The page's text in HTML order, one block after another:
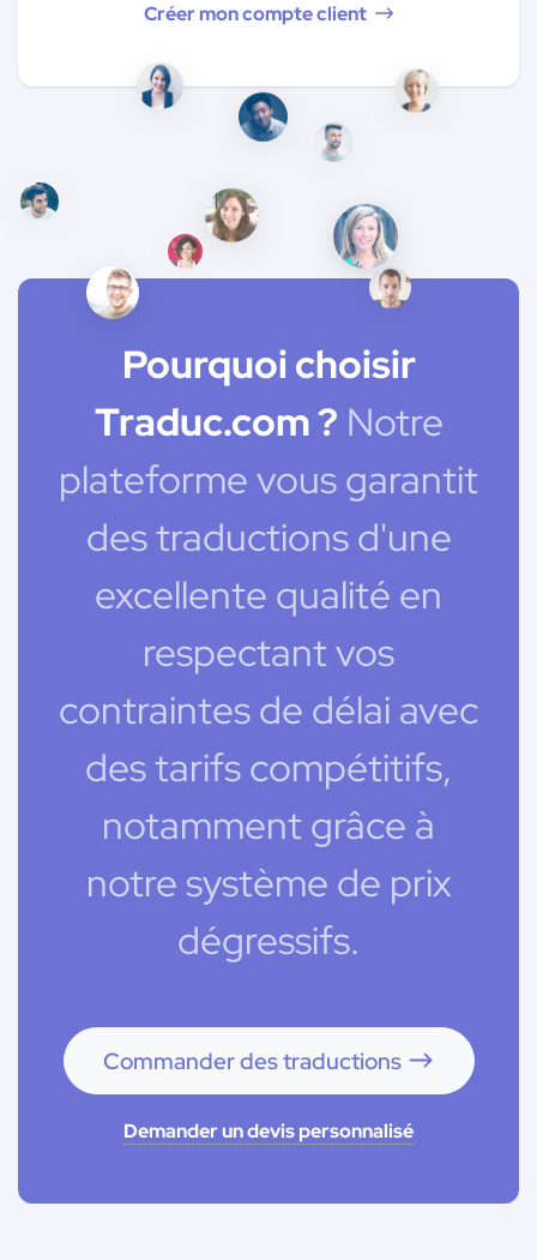
Créer mon compte client
Pourquoi choisir
Traduc.com ? Notre
plateforme vous garantit
des traductions d'une
excellente qualité en
respectant vos
contraintes de délai avec
des tarifs compétitifs,
notamment grâce à
notre système de prix
dégressifs.
Commander des traductions
Demander un devis personnalisé